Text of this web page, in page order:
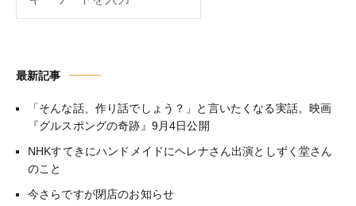
最新記事
「そんな話、作り話でしょう？」と言いたくなる実話。映画
『グルスポングの奇跡』9月4日公開
NHKすてきにハンドメイドにヘレナさん出演としずく堂さん
のこと
今さらですが閉店のお知らせ